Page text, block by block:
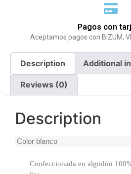
Pagos con
Aceptamos pagos con BIZUM,
Description Additional
Reviews (0)
Description
Color blanco
Confeccionada en algodón